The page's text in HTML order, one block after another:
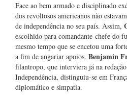
Face ao bem armado e disciplinado
dos revoltosos americanos não
de independência no seu país. Assim,
escolhido para comandante-chefe do
mesmo tempo que se encetou uma
a fim de angariar apoios. Benjamin
filantropo, que interviera já na
Independência, distinguiu-se em
diplomático e simpatia.